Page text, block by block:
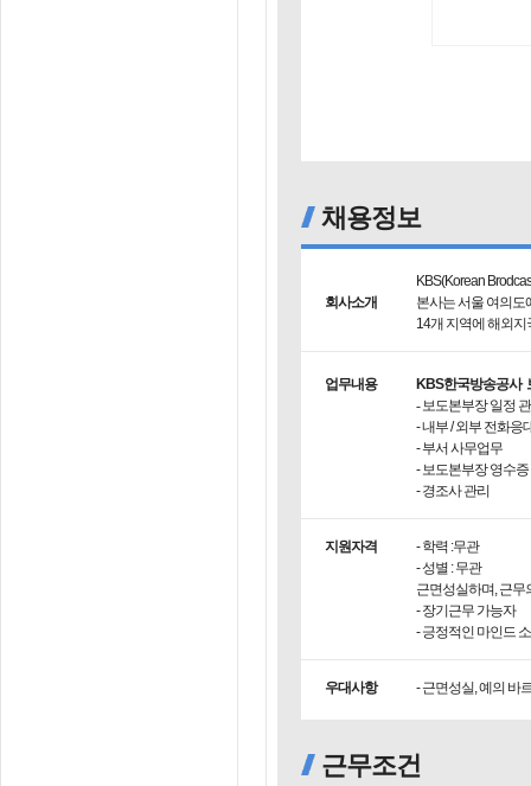
채용정보
회사소개
KBS(Korean
본사는 서울 여의도
14개 지역에 해외
업무내용
KBS한국방송공사
- 보도본부장 일정
- 내부
- 부서 사무업무
- 보도본부장 영수
- 경조사 관리
지원자격
- 학력 :무관
- 성별 : 무관
근면성실하며, 근무
- 장기근무 가능자
- 긍정적인 마인드
우대사항 - 근면성실, 예의 바
근무조건